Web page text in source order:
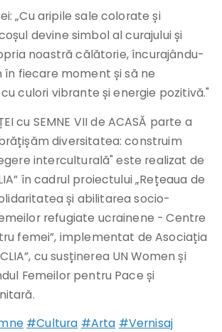
„Cu aripile sale colorate și
devine simbol al curajului și
noastră călătorie, încurajându-
în fiecare moment și să ne
culori vibrante și energie pozitivă."
cu SEMNE VII de ACASĂ parte a
diversitatea: construim
interculturală" este realizat de
în cadrul proiectului „Rețeaua de
și abilitarea socio-
refugiate ucrainene - Centre
femei”, implementat de Asociația
cu susținerea UN Women și
Femeilor pentru Pace și
#Cultura #Arta #Vernisaj